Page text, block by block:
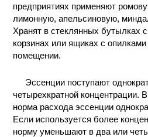
предприятиях применяют
лимонную, апельсиновую,
Хранят в стеклянных бутылках
корзинах или ящиках с
помещении.
Эссенции поступают
четырехкратной концентрации.
норма расхода эссенции
Если используется более
норму уменьшают в два или